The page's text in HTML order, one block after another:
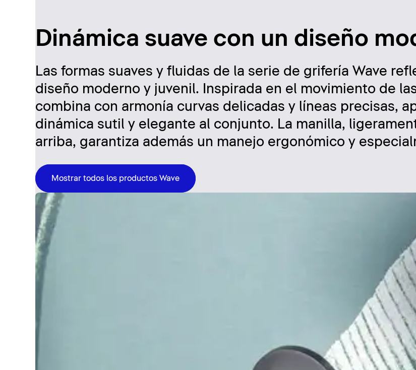
Dinámica suave con un diseño
Las formas suaves y fluidas de la serie de grifería Wave
diseño moderno y juvenil. Inspirada en el movimiento de
combina con armonía curvas delicadas y líneas precisas,
dinámica sutil y elegante al conjunto. La manilla,
arriba, garantiza además un manejo ergonómico y
Mostrar todos los productos Wave